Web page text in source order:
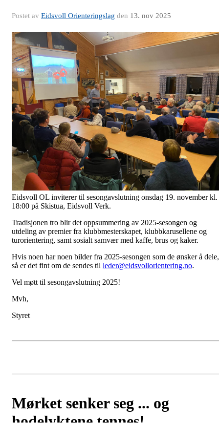
Postet av Eidsvoll Orienteringslag den 13. nov 2025
Eidsvoll OL inviterer til sesongavslutning onsdag 19. november kl.
18:00 på Skistua, Eidsvoll Verk.
Tradisjonen tro blir det oppsummering av 2025-sesongen og
utdeling av premier fra klubbmesterskapet, klubbkarusellene og
turorientering, samt sosialt samvær med kaffe, brus og kaker.
Hvis noen har noen bilder fra 2025-sesongen som de ønsker å dele,
så er det fint om de sendes til leder@eidsvollorientering.no.
Vel møtt til sesongavslutning 2025!
Mvh,
Styret
Mørket senker seg ... og
hodelyktene tennes!